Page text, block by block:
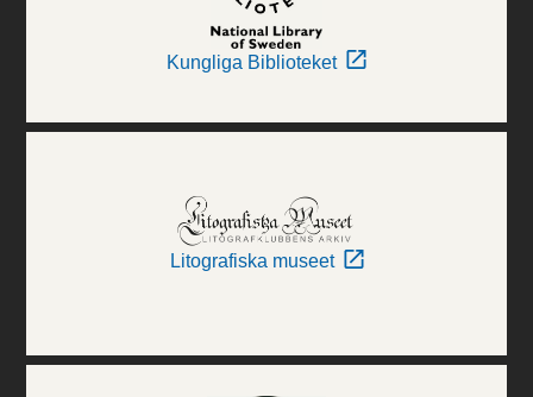
Kungliga Biblioteket
Litografiska museet